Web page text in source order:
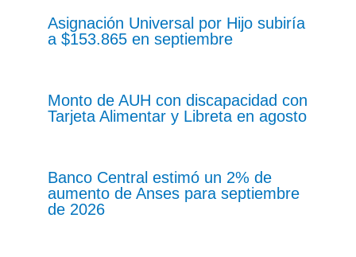
Asignación Universal por Hijo subiría
a $153.865 en septiembre
Monto de AUH con discapacidad con
Tarjeta Alimentar y Libreta en agosto
Banco Central estimó un 2% de
aumento de Anses para septiembre
de 2026